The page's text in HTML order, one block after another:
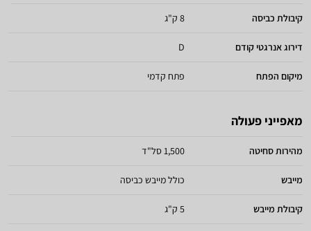
קיבולת כביסה 8 ק"ג
דירוג אנרגטי קודם D
מיקום הפתח פתח קדמי
מאפייני פעולה
מהירות סחיטה 1,500 סל"ד
מייבש כולל מייבש כביסה
קיבולת מייבש 5 ק"ג